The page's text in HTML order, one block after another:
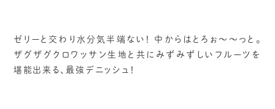
ゼリーと交わり水分気半端ない！ 中からはとろぉ〜〜っと。
ザグザグクロワッサン生地と共にみずみずしいフルーツを
堪能出来る、最強デニッシュ！